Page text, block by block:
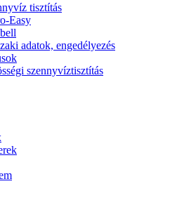
tisztítás
Easy
adatok, engedélyezés
szennyvíztisztítás